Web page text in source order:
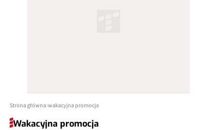
Strona główna wakacyjna promocja
Wakacyjna promocja